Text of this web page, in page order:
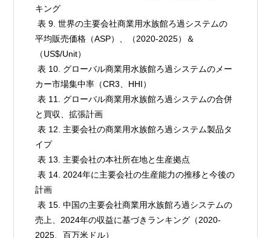
キング
表 9. 世界の主要会社商業用水族館ろ過システムの
平均販売価格（ASP）、（2020-2025）＆
（US$/Unit）
表 10. グローバル商業用水族館ろ過システムのメー
カー市場集中率（CR3、HHI）
表 11. グローバル商業用水族館ろ過システムの合併
と買収、拡張計画
表 12. 主要会社の商業用水族館ろ過システム製品タ
イプ
表 13. 主要会社の本社所在地と生産拠点
表 14. 2024年に主要会社の生産能力の推移と今後の
計画
表 15. 中国の主要会社商業用水族館ろ過システムの
売上、2024年の収益に基づきランキング（2020-
2025、百万米ドル）